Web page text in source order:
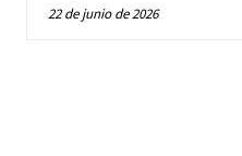
22 de junio de 2026